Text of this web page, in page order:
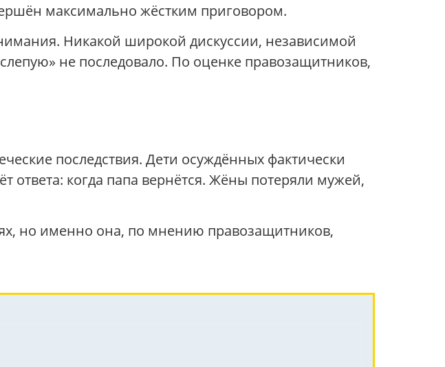
максимально жёстким приговором.
Никакой широкой дискуссии, независимой
не последовало. По оценке правозащитников,
последствия. Дети осуждённых фактически
ответа: когда папа вернётся. Жёны потеряли мужей,
но именно она, по мнению правозащитников,